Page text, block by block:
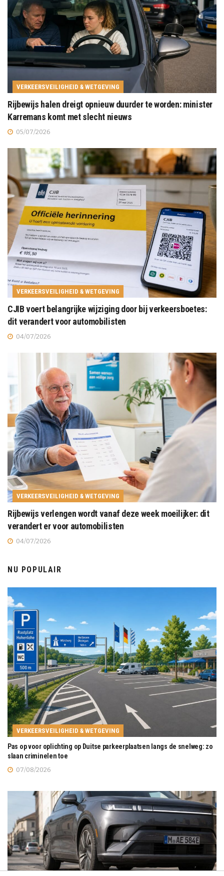
VERKEERSVEILIGHEID & WETGEVING
Rijbewijs halen dreigt opnieuw duurder te worden: minister
Karremans komt met slecht nieuws
05/07/2026
VERKEERSVEILIGHEID & WETGEVING
CJIB voert belangrijke wijziging door bij verkeersboetes:
dit verandert voor automobilisten
04/07/2026
VERKEERSVEILIGHEID & WETGEVING
Rijbewijs verlengen wordt vanaf deze week moeilijker: dit
verandert er voor automobilisten
04/07/2026
NU POPULAIR
VERKEERSVEILIGHEID & WETGEVING
Pas op voor oplichting op Duitse parkeerplaatsen langs de snelweg: zo
slaan criminelen toe
07/08/2026